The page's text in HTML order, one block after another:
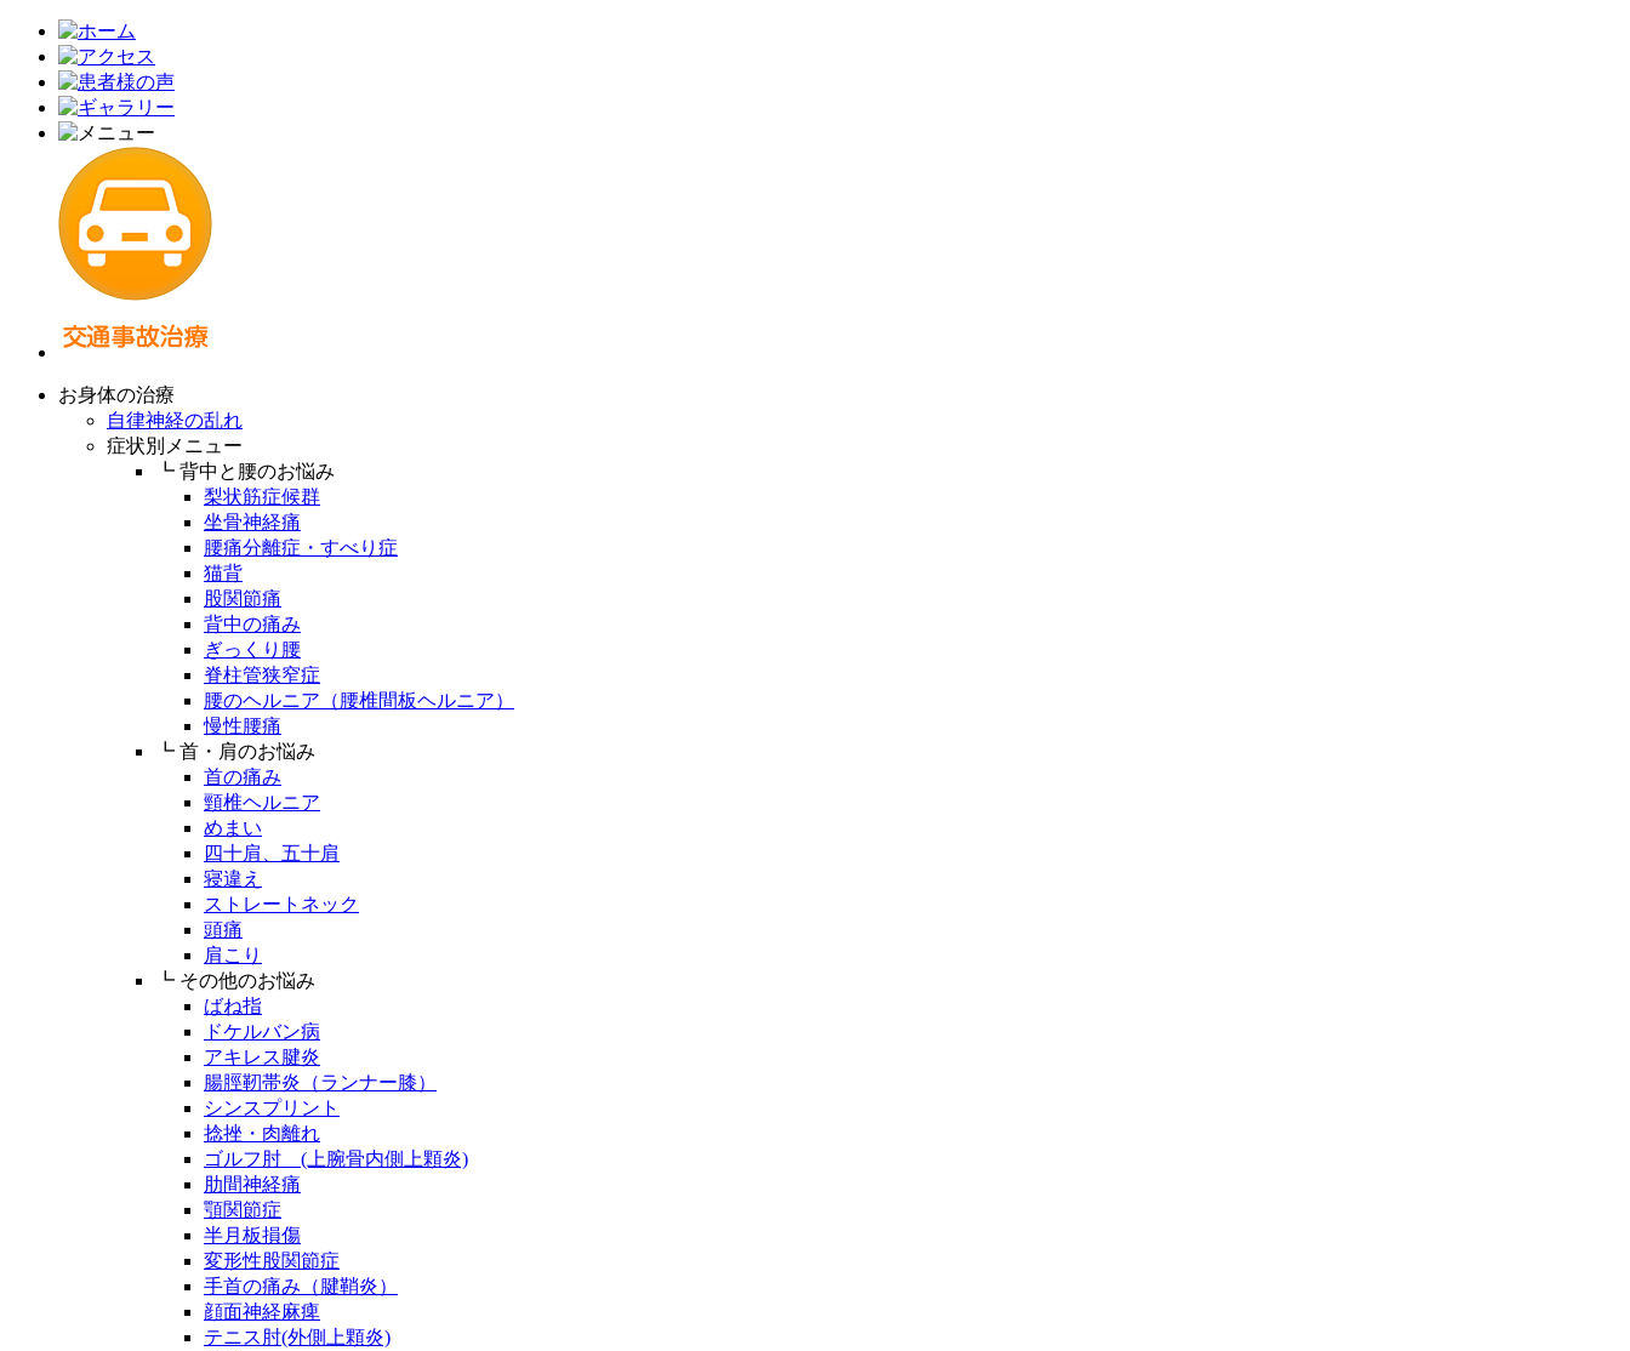
お身体の治療
自律神経の乱れ
症状別メニュー
┗ 背中と腰のお悩み
梨状筋症候群
坐骨神経痛
腰痛分離症・すべり症
猫背
股関節痛
背中の痛み
ぎっくり腰
脊柱管狭窄症
腰のヘルニア（腰椎間板ヘルニア）
慢性腰痛
┗ 首・肩のお悩み
首の痛み
頸椎ヘルニア
めまい
四十肩、五十肩
寝違え
ストレートネック
頭痛
肩こり
┗ その他のお悩み
ばね指
ドケルバン病
アキレス腱炎
腸脛靭帯炎（ランナー膝）
シンスプリント
捻挫・肉離れ
ゴルフ肘 (上腕骨内側上顆炎)
肋間神経痛
顎関節症
半月板損傷
変形性股関節症
手首の痛み（腱鞘炎）
顔面神経麻痺
テニス肘(外側上顆炎)